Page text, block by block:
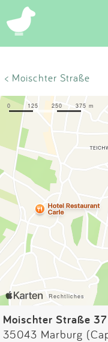
< Moischter Straße
Moischter Straße 37
35043 Marburg